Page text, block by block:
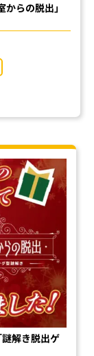
らの脱出」
解き脱出ゲ